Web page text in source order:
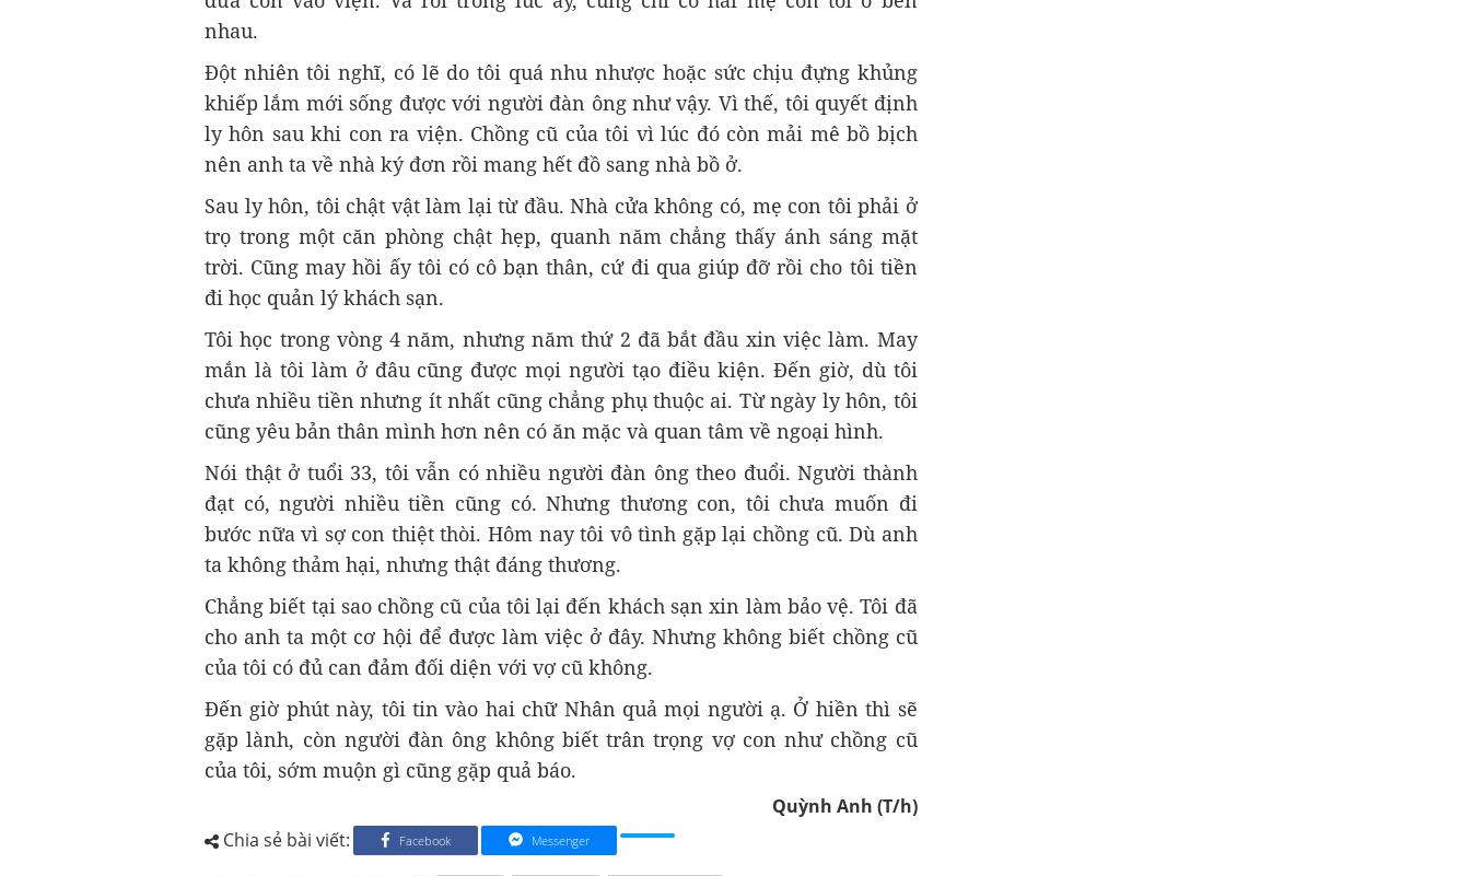
nhau.
Đột nhiên tôi nghĩ, có lẽ do tôi quá nhu nhược hoặc sức chịu đựng khủng
khiếp lắm mới sống được với người đàn ông như vậy. Vì thế, tôi quyết định
ly hôn sau khi con ra viện. Chồng cũ của tôi vì lúc đó còn mải mê bồ bịch
nên anh ta về nhà ký đơn rồi mang hết đồ sang nhà bồ ở.
Sau ly hôn, tôi chật vật làm lại từ đầu. Nhà cửa không có, mẹ con tôi phải ở
trọ trong một căn phòng chật hẹp, quanh năm chẳng thấy ánh sáng mặt
trời. Cũng may hồi ấy tôi có cô bạn thân, cứ đi qua giúp đỡ rồi cho tôi tiền
đi học quản lý khách sạn.
Tôi học trong vòng 4 năm, nhưng năm thứ 2 đã bắt đầu xin việc làm. May
mắn là tôi làm ở đâu cũng được mọi người tạo điều kiện. Đến giờ, dù tôi
chưa nhiều tiền nhưng ít nhất cũng chẳng phụ thuộc ai. Từ ngày ly hôn, tôi
cũng yêu bản thân mình hơn nên có ăn mặc và quan tâm về ngoại hình.
Nói thật ở tuổi 33, tôi vẫn có nhiều người đàn ông theo đuổi. Người thành
đạt có, người nhiều tiền cũng có. Nhưng thương con, tôi chưa muốn đi
bước nữa vì sợ con thiệt thòi. Hôm nay tôi vô tình gặp lại chồng cũ. Dù anh
ta không thảm hại, nhưng thật đáng thương.
Chẳng biết tại sao chồng cũ của tôi lại đến khách sạn xin làm bảo vệ. Tôi đã
cho anh ta một cơ hội để được làm việc ở đây. Nhưng không biết chồng cũ
của tôi có đủ can đảm đối diện với vợ cũ không.
Đến giờ phút này, tôi tin vào hai chữ Nhân quả mọi người ạ. Ở hiền thì sẽ
gặp lành, còn người đàn ông không biết trân trọng vợ con như chồng cũ
của tôi, sớm muộn gì cũng gặp quả báo.
Quỳnh Anh (T/h)
Chia sẻ bài viết:
Facebook Messenger